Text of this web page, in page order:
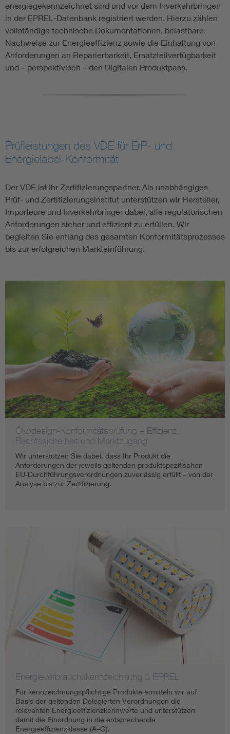
energiegekennzeichnet sind und vor dem Inverkehrbringen
in der EPREL-Datenbank registriert werden. Hierzu zählen
vollständige technische Dokumentationen, belastbare
Nachweise zur Energieeffizienz sowie die Einhaltung von
Anforderungen an Reparierbarkeit, Ersatzteilverfügbarkeit
und – perspektivisch – den Digitalen Produktpass.
Prüfleistungen des VDE für ErP- und
Energielabel-Konformität
Der VDE ist Ihr Zertifizierungspartner. Als unabhängiges
Prüf- und Zertifizierungsinstitut unterstützen wir Hersteller,
Importeure und Inverkehrbringer dabei, alle regulatorischen
Anforderungen sicher und effizient zu erfüllen. Wir
begleiten Sie entlang des gesamten Konformitätsprozesses
bis zur erfolgreichen Markteinführung.
Ökodesign-Konformitätsprüfung – Effizienz,
Rechtssicherheit und Marktzugang
Wir unterstützen Sie dabei, dass Ihr Produkt die
Anforderungen der jeweils geltenden produktspezifischen
EU-Durchführungsverordnungen zuverlässig erfüllt – von der
Analyse bis zur Zertifizierung.
Energieverbrauchskennzeichnung & EPREL
Für kennzeichnungspflichtige Produkte ermitteln wir auf
Basis der geltenden Delegierten Verordnungen die
relevanten Energieeffizienzkennwerte und unterstützen
damit die Einordnung in die entsprechende
Energieeffizienzklasse (A–G).